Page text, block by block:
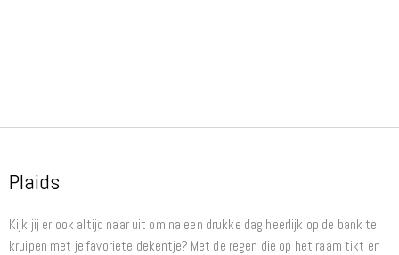
Plaids
Kijk jij er ook altijd naar uit om na een drukke dag heerlijk op de bank te
kruipen met je favoriete dekentje? Met de regen die op het raam tikt en